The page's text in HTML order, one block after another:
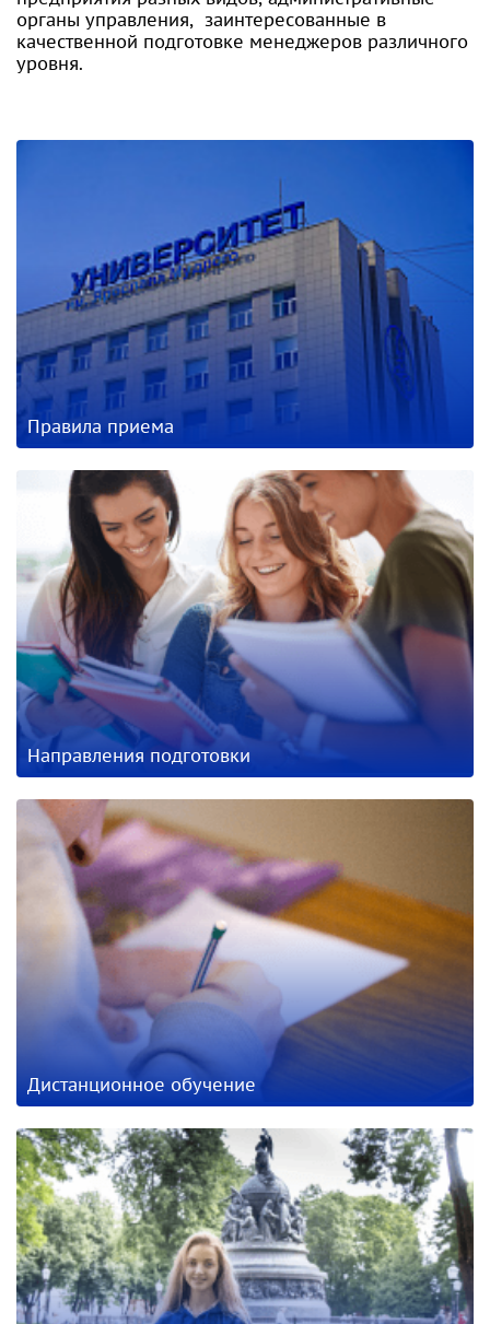
органы управления, заинтересованные в
качественной подготовке менеджеров различного
уровня.
Правила приема
Направления подготовки
Дистанционное обучение